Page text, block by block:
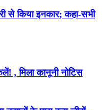
से किया इनकार; कहा-सभी
, मिला कानूनी नोटिस